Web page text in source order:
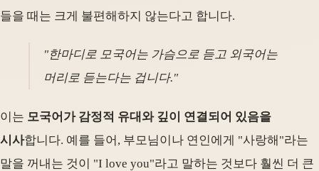
들을 때는 크게 불편해하지 않는다고 합니다.
"한마디로 모국어는 가슴으로 듣고 외국어는
머리로 듣는다는 겁니다."
이는 모국어가 감정적 유대와 깊이 연결되어 있음을
시사합니다. 예를 들어, 부모님이나 연인에게 "사랑해"라는
말을 꺼내는 것이 "I love you"라고 말하는 것보다 훨씬 더 큰